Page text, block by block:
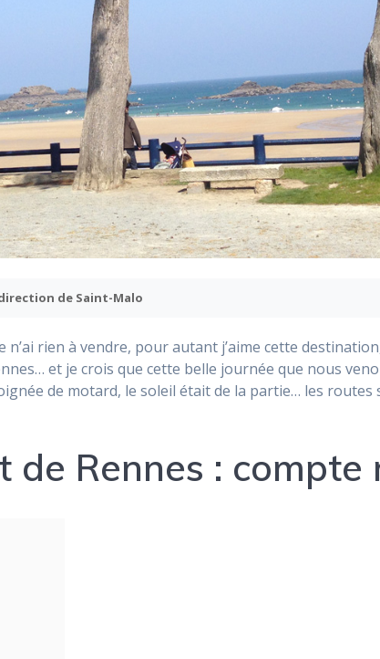
direction de Saint-Malo
rien à vendre, pour autant j’aime cette
et je crois que cette belle journée que nous
de motard, le soleil était de la partie… les routes
Rennes : compte